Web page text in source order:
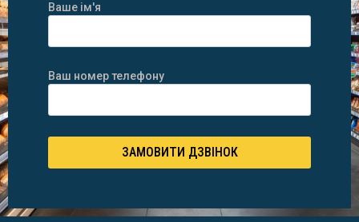
Ваше ім'я
Ваш номер телефону
ЗАМОВИТИ ДЗВІНОК